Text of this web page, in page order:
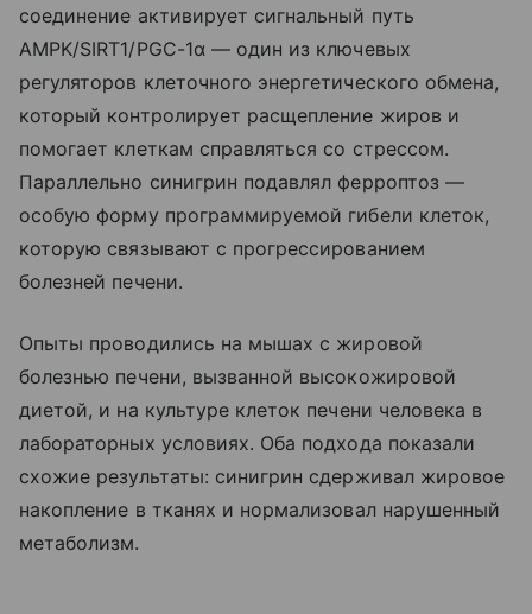
соединение активирует сигнальный путь
AMPK/SIRT1/PGC-1α — один из ключевых
регуляторов клеточного энергетического обмена,
который контролирует расщепление жиров и
помогает клеткам справляться со стрессом.
Параллельно синигрин подавлял ферроптоз —
особую форму программируемой гибели клеток,
которую связывают с прогрессированием
болезней печени.
Опыты проводились на мышах с жировой
болезнью печени, вызванной высокожировой
диетой, и на культуре клеток печени человека в
лабораторных условиях. Оба подхода показали
схожие результаты: синигрин сдерживал жировое
накопление в тканях и нормализовал нарушенный
метаболизм.